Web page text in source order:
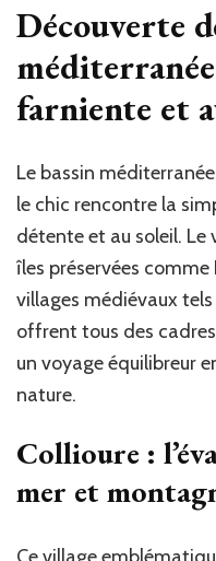
Découverte
farniente et
Le bassin
le chic rencontre la
détente et au soleil. Le
îles préservées
villages médiévaux
offrent tous des
un voyage équilibreur
nature.
Collioure :
mer et